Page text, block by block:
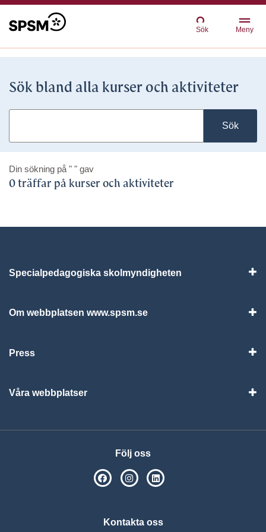
Sök Meny
Sök bland alla kurser och aktiviteter
Sök
Din sökning på " " gav
0 träffar på kurser och aktiviteter
Specialpedagogiska skolmyndigheten
Om webbplatsen www.spsm.se
Press
Våra webbplatser
Följ oss
SPSM på Facebook
SPSM på Instagram
Kontakta oss